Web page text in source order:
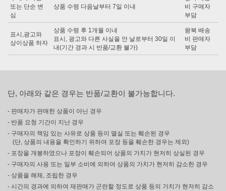
또는 단순 변
심
상품 수령 다음날부터 7일 이내
비 구매자
부담
표시,광고와
상이상품 하자
상품 수령 후 1개월 이내
표시, 광고와 다른 사실을 안 날로부터 30일 이
내(기간 경과 시 반품/교환 불가)
왕복 배송
비 판매자
부담
단, 아래와 같은 경우는 반품/교환이 불가능합니다.
- 판매자가 판매한 상품이 아닌 경우
- 반품 요청 기간이 지난 경우
- 구매자의 책임 있는 사유로 상품 등이 멸실 또는 훼손된 경우
(단, 상품의 내용을 확인하기 위하여 포장 등을 훼손한 경우는 제외)
- 포장을 개봉하였으나 포장이 훼손되어 상품의 가치가 현저히 상실된 경우
- 구매자의 사용 또는 일부 소비에 의하여 상품의 가치가 현저히 감소한 경우
- 상품을 해체, 조립한 경우
- 시간의 경과에 의하여 재판매가 곤란할 정도로 상품 등의 가치가 현저히 감소